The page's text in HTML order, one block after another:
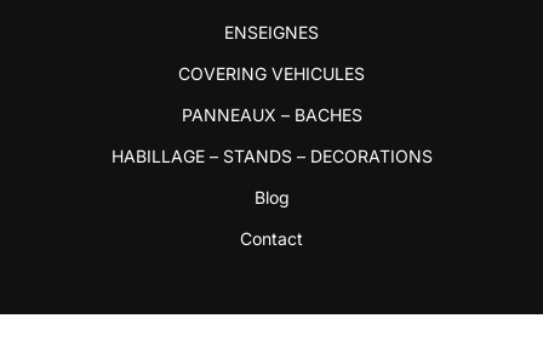
ENSEIGNES
COVERING VEHICULES
PANNEAUX – BACHES
HABILLAGE – STANDS – DECORATIONS
Blog
Contact